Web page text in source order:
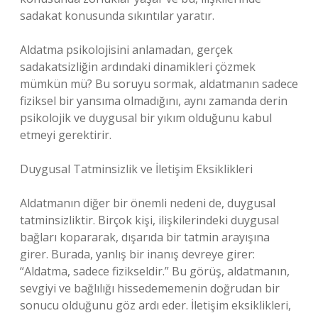
sadakat konusunda sıkıntılar yaratır.
Aldatma psikolojisini anlamadan, gerçek
sadakatsizliğin ardındaki dinamikleri çözmek
mümkün mü? Bu soruyu sormak, aldatmanın sadece
fiziksel bir yansıma olmadığını, aynı zamanda derin
psikolojik ve duygusal bir yıkım olduğunu kabul
etmeyi gerektirir.
Duygusal Tatminsizlik ve İletişim Eksiklikleri
Aldatmanın diğer bir önemli nedeni de, duygusal
tatminsizliktir. Birçok kişi, ilişkilerindeki duygusal
bağları kopararak, dışarıda bir tatmin arayışına
girer. Burada, yanlış bir inanış devreye girer:
“Aldatma, sadece fizikseldir.” Bu görüş, aldatmanın,
sevgiyi ve bağlılığı hissedememenin doğrudan bir
sonucu olduğunu göz ardı eder. İletişim eksiklikleri,